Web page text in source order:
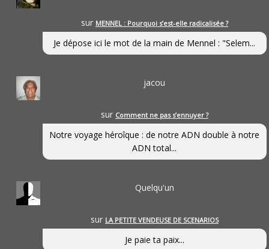
sur MENNEL : Pourquoi s’est-elle radicalisée ?
Je dépose ici le mot de la main de Mennel : "Selem...
jacou
sur Comment ne pas s’ennuyer ?
Notre voyage héroîque : de notre ADN double à notre
ADN total...
Quelqu'un
sur LA PETITE VENDEUSE DE SCENARIOS
Je paie ta paix...